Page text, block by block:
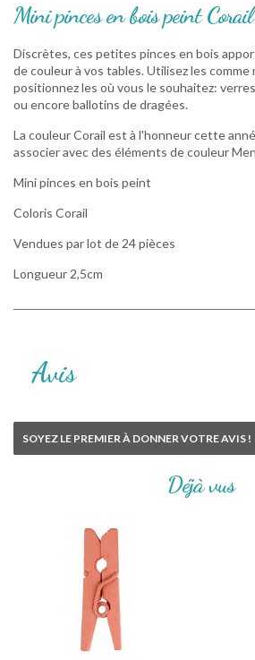
Mini pinces en bois peint
Discrètes, ces petites pinces en bois
de couleur à vos tables. Utilisez les comme
positionnez les où vous le souhaitez:
ou encore ballotins de dragées.
La couleur Corail est à l'honneur cette
associer avec des éléments de couleur
Mini pinces en bois peint
Coloris Corail
Vendues par lot de 24 pièces
Longueur 2,5cm
Avis
SOYEZ LE PREMIER À DONNER VOTRE AVIS !
Déjà vus